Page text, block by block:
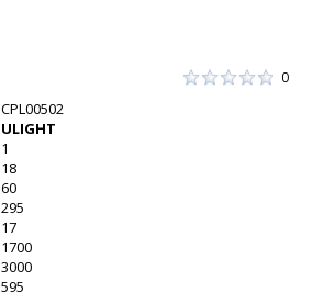
0
CPL00502
ULIGHT
1
18
60
295
17
1700
3000
595